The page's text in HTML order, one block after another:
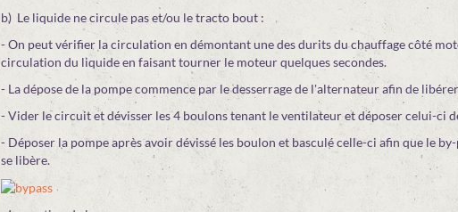
b) Le liquide ne circule pas et/ou le tracto bout :
- On peut vérifier la circulation en démontant une des durits du chauffage côté
circulation du liquide en faisant tourner le moteur quelques secondes.
- La dépose de la pompe commence par le desserrage de l'alternateur afin de
- Vider le circuit et dévisser les 4 boulons tenant le ventilateur et déposer celui-ci
- Déposer la pompe après avoir dévissé les boulon et basculé celle-ci afin que le
se libère.